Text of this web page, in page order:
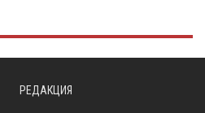
РЕДАКЦИЯ